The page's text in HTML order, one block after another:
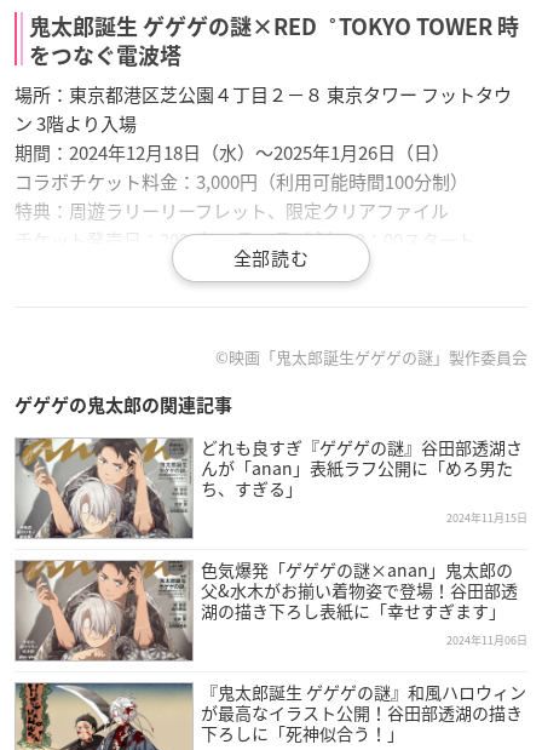
鬼太郎誕生 ゲゲゲの謎×RED゜TOKYO TOWER 時
をつなぐ電波塔
場所：東京都港区芝公園４丁目２−８ 東京タワー フットタウ
ン 3階より入場
期間：2024年12月18日（水）～2025年1月26日（日）
コラボチケット料金：3,000円（利用可能時間100分制）
特典：周遊ラリーリーフレット、限定クリアファイル
チケット発売日：2024年11月22日（金）12：00スタート
チケット販売ページ：イベント情報サイト より購入頂けます。
©映画「鬼太郎誕生ゲゲゲの謎」製作委員会
ゲゲゲの鬼太郎の関連記事
どれも良すぎ『ゲゲゲの謎』谷田部透湖さ
んが「anan」表紙ラフ公開に「めろ男た
ち、すぎる」
2024年11月15日
色気爆発「ゲゲゲの謎×anan」鬼太郎の
父&水木がお揃い着物姿で登場！谷田部透
湖の描き下ろし表紙に「幸せすぎます」
2024年11月06日
『鬼太郎誕生 ゲゲゲの謎』和風ハロウィン
が最高なイラスト公開！谷田部透湖の描き
下ろしに「死神似合う！」